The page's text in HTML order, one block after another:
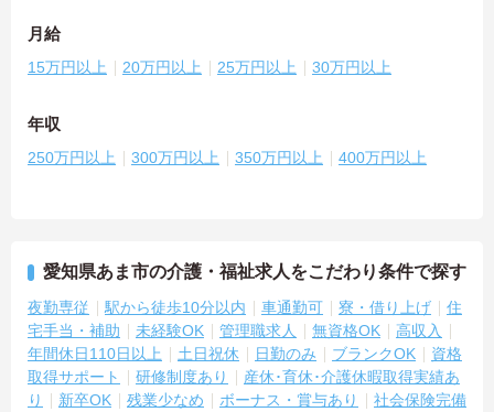
月給
15万円以上 20万円以上 25万円以上 30万円以上
年収
250万円以上 300万円以上 350万円以上 400万円以上
愛知県あま市の介護・福祉求人をこだわり条件で探す
夜勤専従 駅から徒歩10分以内 車通勤可 寮・借り上げ
住
宅手当・補助
未経験OK 管理職求人 無資格OK
高収入
年間休日110日以上
土日祝休 日勤のみ ブランクOK
資格
取得サポート
研修制度あり
産休･育休･介護休暇取得実績あ
り
新卒OK 残業少なめ ボーナス・賞与あり
社会保険完備